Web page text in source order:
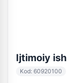
Ijtimoiy ish
Kod: 60920100